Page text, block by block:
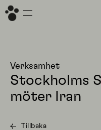
Verksamhet
Stockholms
möter Iran
Tillbaka